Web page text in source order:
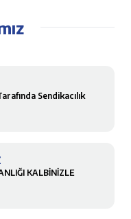
Sendikacılık
KALBİNİZLE